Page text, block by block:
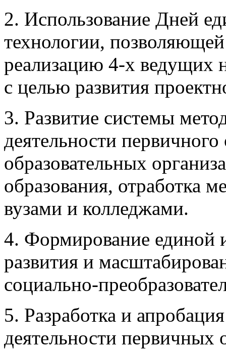
2. Использование Дней
технологии,
реализацию 4-х ведущих
с целью развития
3. Развитие системы
деятельности
образовательных
образования, отработка
вузами и колледжами.
4. Формирование единой
развития и
социально-
5. Разработка и
деятельности